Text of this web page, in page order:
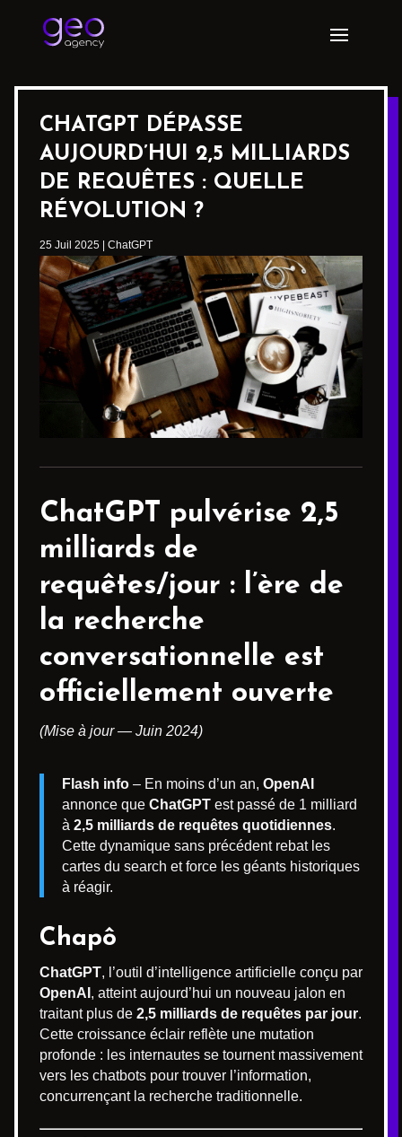
CHATGPT DÉPASSE
AUJOURD’HUI 2,5 MILLIARDS
DE REQUÊTES : QUELLE
RÉVOLUTION ?
25 Juil 2025 ChatGPT
ChatGPT pulvérise 2,5
milliards de
requêtes/jour : l’ère de
la recherche
conversationnelle est
officiellement ouverte
(Mise à jour — Juin 2024)
Flash info – En moins d’un an, OpenAI
annonce que ChatGPT est passé de 1 milliard
à 2,5 milliards de requêtes quotidiennes.
Cette dynamique sans précédent rebat les
cartes du search et force les géants historiques
à réagir.
Chapô
ChatGPT, l’outil d’intelligence artificielle conçu par
OpenAI , atteint aujourd’hui un nouveau jalon en
traitant plus de 2,5 milliards de requêtes par jour.
Cette croissance éclair reflète une mutation
profonde : les internautes se tournent massivement
vers les chatbots pour trouver l’information,
concurrençant la recherche traditionnelle.